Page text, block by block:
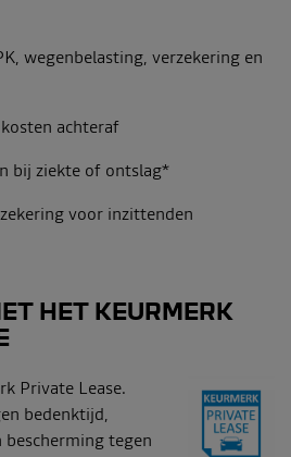
wegenbelasting, verzekering en
achteraf
bij ziekte of ontslag*
voor inzittenden
HET KEURMERK
Private Lease.
bedenktijd,
bescherming tegen